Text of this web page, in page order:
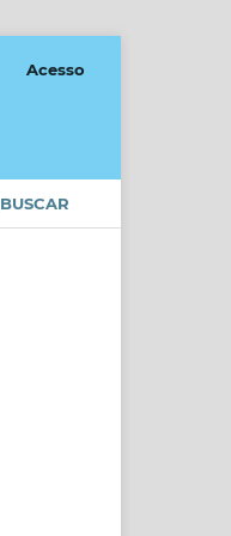
BUSCAR
Acesso